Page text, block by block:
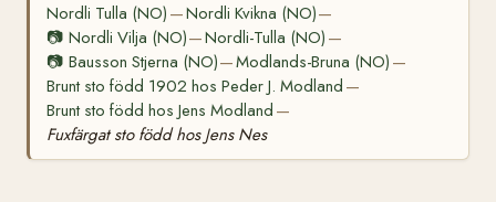
Nordli Tulla (NO) —Nordli Kvikna (NO)—
📷 Nordli Vilja (NO)—Nordli-Tulla (NO) —
📷 Bausson Stjerna (NO)—Modlands-Bruna (NO) —
Brunt sto född 1902 hos Peder J. Modland —
Brunt sto född hos Jens Modland —
Fuxfärgat sto född hos Jens Nes